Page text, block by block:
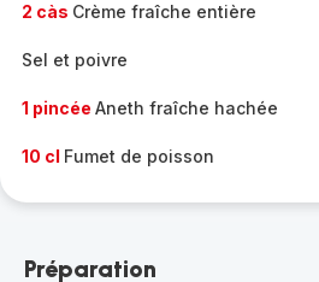
2 càs Crème fraîche entière
Sel et poivre
1 pincée Aneth fraîche hachée
10 cl Fumet de poisson
Préparation